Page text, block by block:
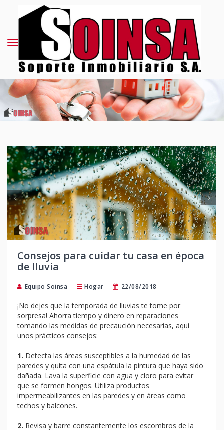
Anterios
Consejos para cuidar tu casa en época
de lluvia
Equipo Soinsa Hogar 22/08/2018
¡No dejes que la temporada de lluvias te tome por
sorpresa! Ahorra tiempo y dinero en reparaciones
tomando las medidas de precaución necesarias, aquí
unos prácticos consejos:
1. Detecta las áreas susceptibles a la humedad de las
paredes y quita con una espátula la pintura que haya sido
dañada. Lava la superficie con agua y cloro para evitar
que se formen hongos. Utiliza productos
impermeabilizantes en las paredes y en áreas como
techos y balcones.
2. Revisa y barre constantemente los escombros de la